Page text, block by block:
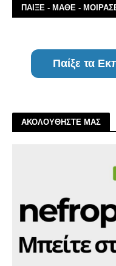
ΠΑΙΞΕ - ΜΑΘΕ -
Παίξε τα
ΑΚΟΛΟΥΘΗΣΤΕ ΜΑΣ